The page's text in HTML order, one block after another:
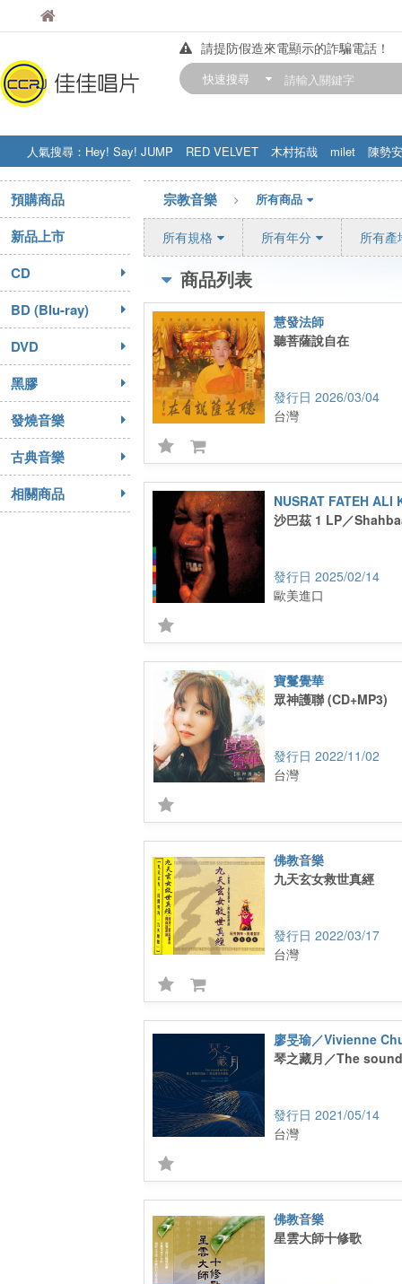
佳佳唱片
請提防假造來電顯示的詐騙電話！
【中華門市營業時間調整公告】
快速搜尋
人氣搜尋： Hey! Say! JUMP RED VELVET 木村拓哉 milet
陳勢安
STRAY KIDS
盧廣仲 周杰伦
預購商品
新品上市
CD
BD (Blu-ray)
DVD
黑膠
發燒音樂
古典音樂
相關商品
宗教音樂 所有商品
所有規格 所有年分 所有產
商品列表
慧發法師
聽菩薩說自在
2026/03/04
台灣
NUSRAT FATEH ALI
沙巴茲 1 LP／
2025/02/14
歐美進口
寶鬘覺華
眾神護聯 (CD+MP3)
2022/11/02
台灣
佛教音樂
九天玄女救世真經
2022/03/17
台灣
廖旻瑜／Vivienne
琴之藏月／The
2021/05/14
台灣
佛教音樂
星雲大師十修歌